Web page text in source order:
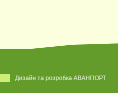
Дизайн та розробка АВАНПОРТ